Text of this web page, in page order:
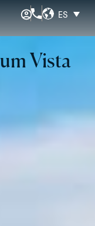
ES
Vista